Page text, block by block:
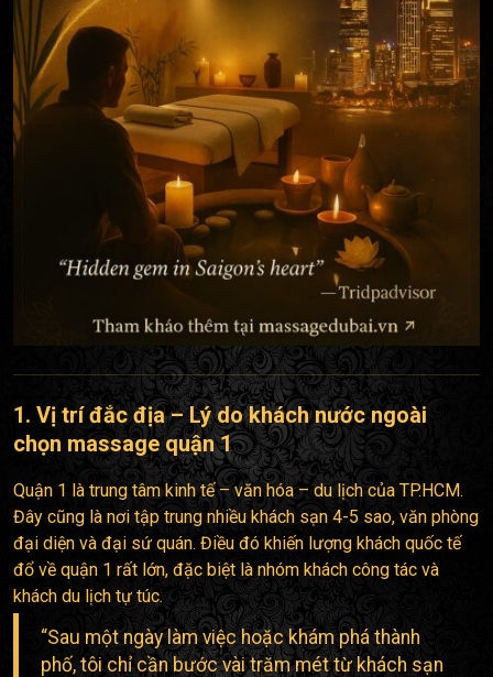
1. Vị trí đắc địa – Lý do khách nước ngoài
chọn massage quận 1
Quận 1 là trung tâm kinh tế – văn hóa – du lịch của TP.HCM.
Đây cũng là nơi tập trung nhiều khách sạn 4-5 sao, văn phòng
đại diện và đại sứ quán. Điều đó khiến lượng khách quốc tế
đổ về quận 1 rất lớn, đặc biệt là nhóm khách công tác và
khách du lịch tự túc.
“Sau một ngày làm việc hoặc khám phá thành
phố, tôi chỉ cần bước vài trăm mét từ khách sạn